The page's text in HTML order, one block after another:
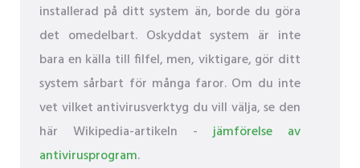
installerad på ditt system än, borde du göra
det omedelbart. Oskyddat system är inte
bara en källa till filfel, men, viktigare, gör ditt
system sårbart för många faror. Om du inte
vet vilket antivirusverktyg du vill välja, se den
här Wikipedia-artikeln -jämförelse av
antivirusprogram.